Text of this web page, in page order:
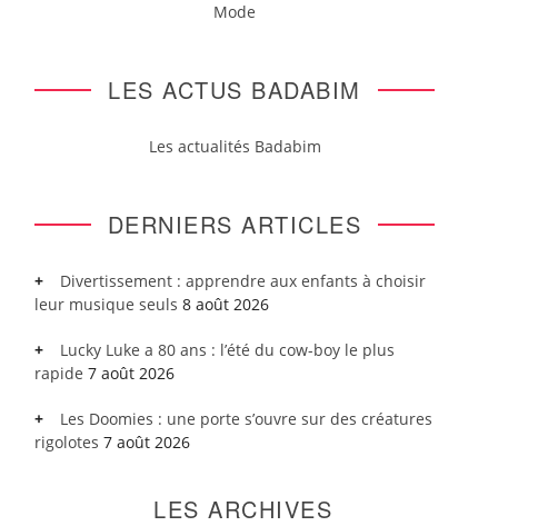
Mode
LES ACTUS BADABIM
Les actualités Badabim
DERNIERS ARTICLES
Divertissement : apprendre aux enfants à choisir
leur musique seuls 8 août 2026
Lucky Luke a 80 ans : l’été du cow-boy le plus
rapide 7 août 2026
Les Doomies : une porte s’ouvre sur des créatures
rigolotes 7 août 2026
LES ARCHIVES